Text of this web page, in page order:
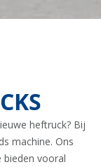
heftruck? Bij
machine. Ons
vooral